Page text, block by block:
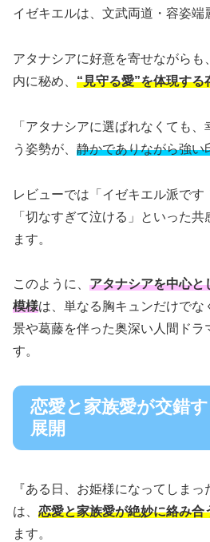
イゼキエルは、文武両道・容姿端
アタナシアに好意を寄せながら
内に秘め、 “見守る愛”を体現する
「アタナシアに選ばれなくても
う姿勢が、 静かでありながら強い
レビューでは「イゼキエル派です
「切なすぎて泣ける」といった
ます。
このように、 アタナシアを中心と
模様は、単なる胸キュンだけでな
景や葛藤を伴った奥深い人間ドラ
す。
恋愛と家族愛が交錯
展開
『ある日、お姫様になってしま
は、 恋愛と家族愛が絶妙に絡み合
ます。